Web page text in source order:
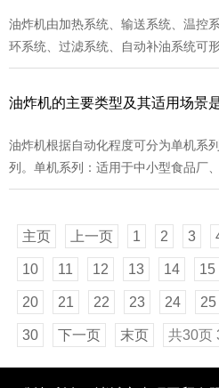
体， 可实现半自动化生产，适合中小
油炸机由加热系统、输送系统、温控
环系统、过滤系统、自动补油系统可
加热系统：采用低功率密度电加热管
统，可应用于裹涂类产品，内置30个
油炸机的主要类型及其适用场景
油炸机根据自动化程度可分为单机系
列。单机系列：适用于中小型食品厂
需人工控制油温，依赖人工制作，能
少人工成本，能源采用电、导热油、
环加热等。全自动系列：适用于食品
连续自动化生产，节能且节省人工，
自动循环过滤、自动补油等系统，提
主页 上一页 1 2 3
10 11 12 13 14 15
20 21 22 23 24 25
30 下一页 末页 共30页